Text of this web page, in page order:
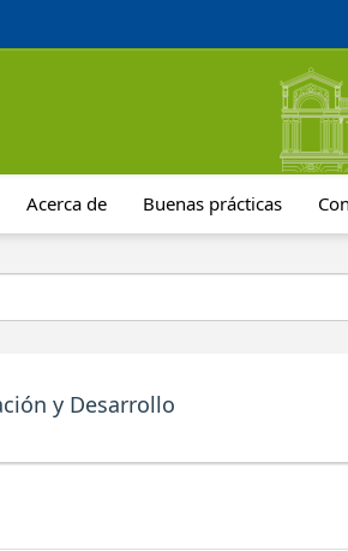
Acerca de Buenas prácticas
y Desarrollo